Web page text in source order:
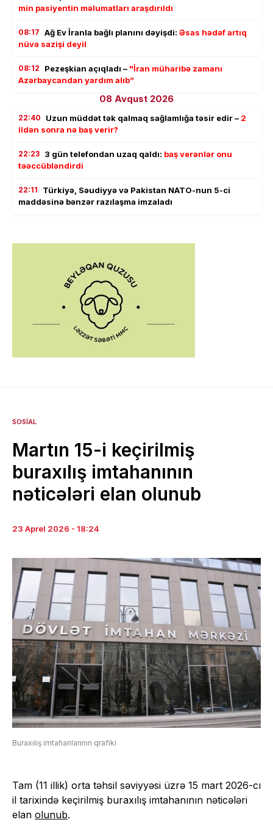
min pasiyentin məlumatları araşdırıldı
08:17 Ağ Ev İranla bağlı planını dəyişdi: Əsas hədəf artıq
nüvə sazişi deyil
08:12 Pezeşkian açıqladı – "İran müharibə zamanı
Azərbaycandan yardım alıb”
08 Avqust 2026
22:40 Uzun müddət tək qalmaq sağlamlığa təsir edir – 2
ildən sonra nə baş verir?
22:23 3 gün telefondan uzaq qaldı: baş verənlər onu
təəccübləndirdi
22:11
Türkiyə, Səudiyyə və Pakistan NATO-nun 5-ci
maddəsinə bənzər razılaşma imzaladı
SOSIAL
Martın 15-i keçirilmiş
buraxılış imtahanının
nəticələri elan olunub
23 Aprel 2026 - 18:24
Buraxılış imtahanlarının qrafiki
Tam (11 illik) orta təhsil səviyyəsi üzrə 15 mart 2026-cı
il tarixində keçirilmiş buraxılış imtahanının nəticələri
elan olunub.